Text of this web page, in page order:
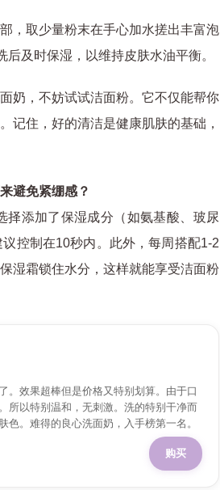
，取少量粉末在手心加水搓出丰富泡
及时保湿，以维持皮肤水油平衡。
奶，不妨试试洁面粉。它不仅能帮你
记住，好的清洁是健康肌肤的基础，
避免紧绷感？
择添加了保湿成分（如氨基酸、玻尿
控制在10秒内。此外，每周搭配1-2
湿霜锁住水分，这样就能享受洁面粉
。效果超棒但是价格又特别划算。由于口
所以特别温和，无刺激。洗的特别干净而
色。难得的良心洗面奶，入手榜第一名。
购买